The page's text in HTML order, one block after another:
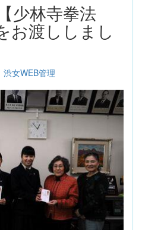
少林寺拳法
渡ししまし
渋女WEB管理